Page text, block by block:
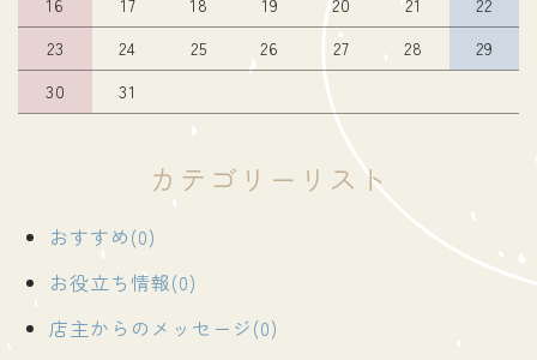
16
17 18 19 20 21
22
23
24 25 26 27 28
29
30
31
カテゴリーリスト
おすすめ(0)
お役立ち情報(0)
店主からのメッセージ(0)